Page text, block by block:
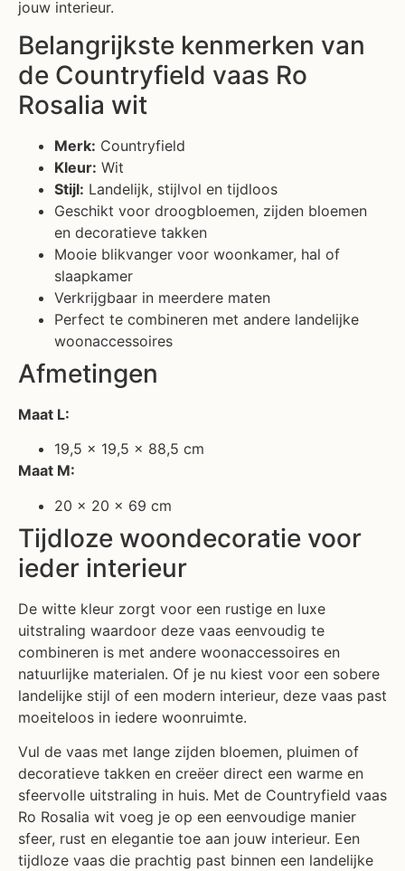
jouw interieur.
Belangrijkste kenmerken van
de Countryfield vaas Ro
Rosalia wit
Merk: Countryfield
Kleur: Wit
Stijl: Landelijk, stijlvol en tijdloos
Geschikt voor droogbloemen, zijden bloemen
en decoratieve takken
Mooie blikvanger voor woonkamer, hal of
slaapkamer
Verkrijgbaar in meerdere maten
Perfect te combineren met andere landelijke
woonaccessoires
Afmetingen
Maat L:
19,5 x 19,5 x 88,5 cm
Maat M:
20 x 20 x 69 cm
Tijdloze woondecoratie voor
ieder interieur
De witte kleur zorgt voor een rustige en luxe
uitstraling waardoor deze vaas eenvoudig te
combineren is met andere woonaccessoires en
natuurlijke materialen. Of je nu kiest voor een sobere
landelijke stijl of een modern interieur, deze vaas past
moeiteloos in iedere woonruimte.
Vul de vaas met lange zijden bloemen, pluimen of
decoratieve takken en creëer direct een warme en
sfeervolle uitstraling in huis. Met de Countryfield vaas
Ro Rosalia wit voeg je op een eenvoudige manier
sfeer, rust en elegantie toe aan jouw interieur. Een
tijdloze vaas die prachtig past binnen een landelijke